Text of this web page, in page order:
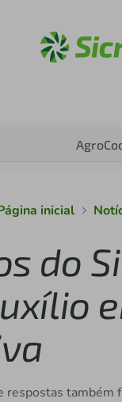
Agro
inicial
do
respostas também